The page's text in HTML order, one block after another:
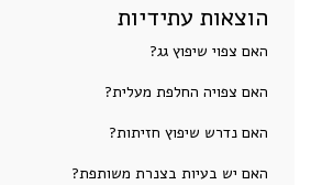
הוצאות עתידיות
האם צפוי שיפוץ גג?
האם צפויה החלפת מעלית?
האם נדרש שיפוץ חזיתות?
האם יש בעיות בצנרת משותפת?